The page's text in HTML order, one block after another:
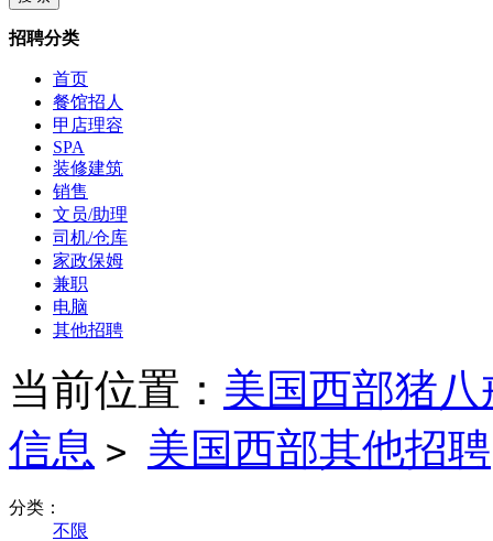
招聘分类
首页
餐馆招人
甲店理容
SPA
装修建筑
销售
文员/助理
司机/仓库
家政保姆
兼职
电脑
其他招聘
当前位置： 美国西部猪
信息 > 美国西部其他招聘
分类：
不限